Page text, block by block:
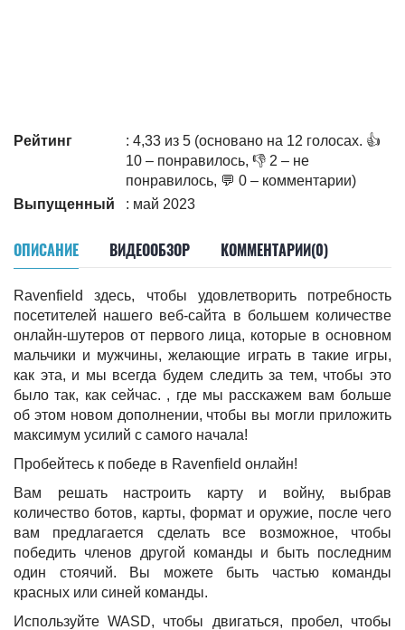
Рейтинг
: 4,33 из 5 (основано на 12 голосах. 👍
10 – понравилось, 👎 2 – не
понравилось, 💬 0 – комментарии)
Выпущенный
: май 2023
ОПИСАНИЕ ВИДЕООБЗОР КОММЕНТАРИИ(0)
Ravenfield здесь, чтобы удовлетворить потребность
посетителей нашего веб-сайта в большем количестве
онлайн-шутеров от первого лица, которые в основном
мальчики и мужчины, желающие играть в такие игры,
как эта, и мы всегда будем следить за тем, чтобы это
было так, как сейчас. , где мы расскажем вам больше
об этом новом дополнении, чтобы вы могли приложить
максимум усилий с самого начала!
Пробейтесь к победе в Ravenfield онлайн!
Вам решать настроить карту и войну, выбрав
количество ботов, карты, формат и оружие, после чего
вам предлагается сделать все возможное, чтобы
победить членов другой команды и быть последним
один стоячий. Вы можете быть частью команды
красных или синей команды.
Используйте WASD, чтобы двигаться, пробел, чтобы